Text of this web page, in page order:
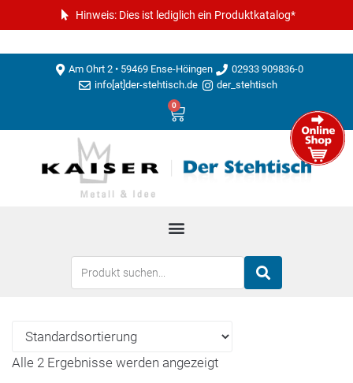
Hinweis: Dies ist lediglich ein Produktkatalog*
Am Ohrt 2 • 59469 Ense-Höingen
02933 909836-0
info[at]der-stehtisch.de
der_stehtisch
0
Alle 2 Ergebnisse werden angezeigt